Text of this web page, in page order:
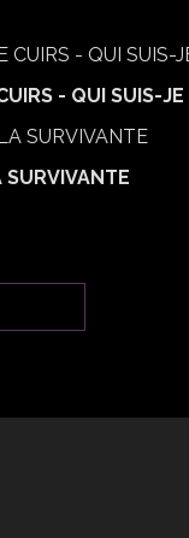
- QUI SUIS-JE
SURVIVANTE